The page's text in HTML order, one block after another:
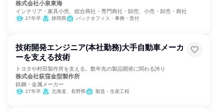
株式会社小泉東海
インテリア・家具小売、総合商社・専門商社・卸売、小売・卸売・商社
27年卒 静岡県 バックオフィス・事務・受付
技術開発エンジニア(本社勤務)大手自動車メーカ
ーを支える技術
トヨタや村田製作所を支える。数年先の製品開発に関わる誇り
株式会社荻窪金型製作所
鉄鋼・金属メーカー
27年卒 北海道、長野県 製造・生産工程